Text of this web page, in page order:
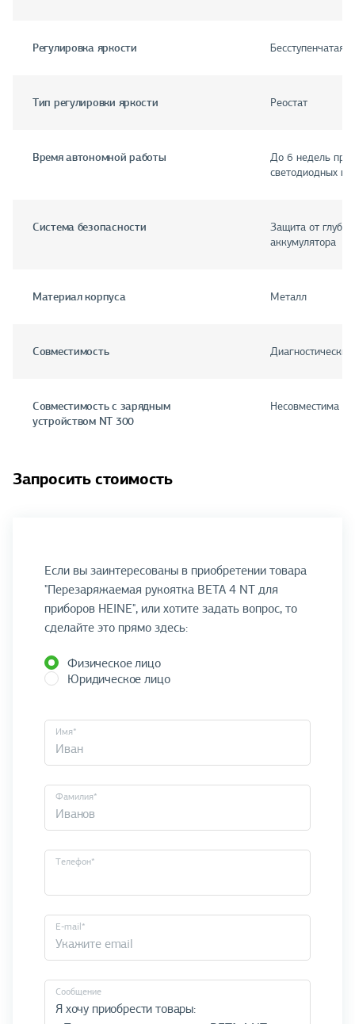
Регулировка яркости Бесступенчатая
Тип регулировки яркости Реостат
Время автономной работы
До 6 недель при
светодиодных
Система безопасности
Защита от
аккумулятора
Материал корпуса Металл
Совместимость
Совместимость с зарядным
устройством NT 300
Несовместима
Запросить стоимость
Если вы заинтересованы в приобретении товара
"Перезаряжаемая рукоятка BETA 4 NT для
приборов HEINE", или хотите задать вопрос, то
сделайте это прямо здесь:
Физическое лицо
Юридическое лицо
Имя*
Фамилия*
Телефон*
E-mail*
Cообщение